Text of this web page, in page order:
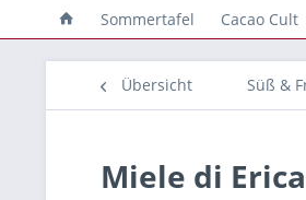
Sommertafel Cacao Cult
Übersicht Süß &
Miele di Erica